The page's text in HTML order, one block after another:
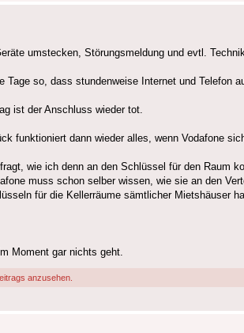
umstecken, Störungsmeldung und evtl.
so, dass stundenweise Internet und Telefon
ist der Anschluss wieder tot.
funktioniert dann wieder alles, wenn Vodafone
wie ich denn an den Schlüssel für den Raum
muss schon selber wissen, wie sie an den
für die Kellerräume sämtlicher Mietshäuser
Moment gar nichts geht.
anzusehen.